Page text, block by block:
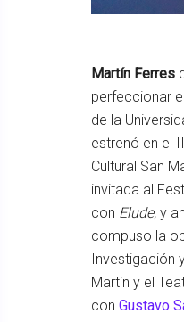
Martín Ferres
perfeccionar
de la
estrenó en el
Cultural San
invitada al
con Elude, y
compuso la
Investigación
Martín y el
con Gustavo